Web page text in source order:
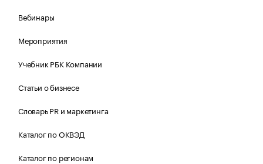
Вебинары
Мероприятия
Учебник РБК Компании
Статьи о бизнесе
Словарь PR и маркетинга
Каталог по ОКВЭД
Каталог по регионам